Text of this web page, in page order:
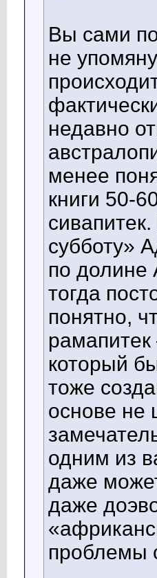
Вы сами
не
недавно
менее
книги 50-
субботу»
по долине
тогда
понятно,
рамапитек
который
тоже
основе не
одним из
даже
даже
проблемы